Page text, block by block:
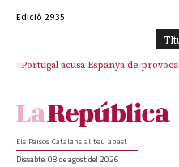
Edició 2935
Portugal acusa Espanya de
Els Països Catalans al teu abast
Dissabte, 08 de agost del 2026